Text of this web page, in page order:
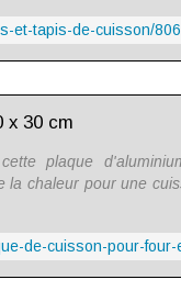
x 30 cm
plaque
la chaleur pour une